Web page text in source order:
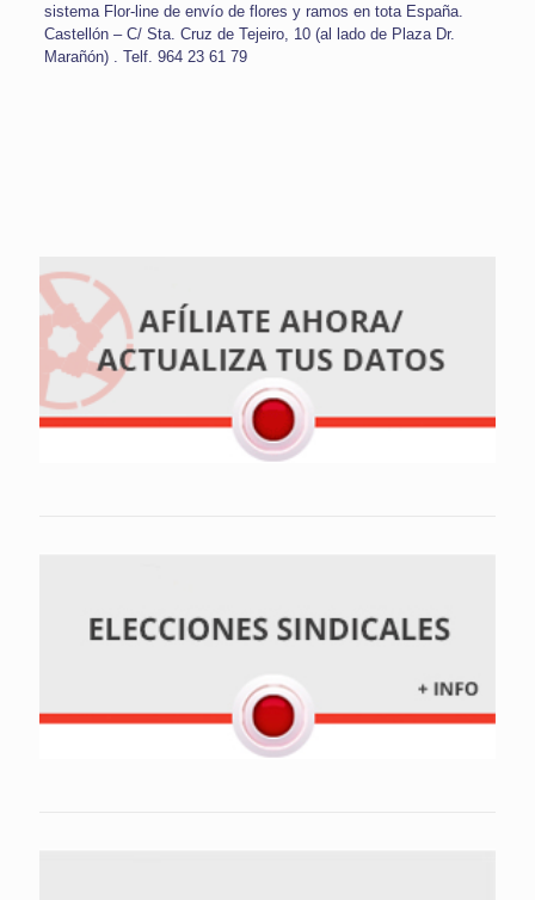
sistema Flor-line de envío de flores y ramos en tota España.
Castellón – C/ Sta. Cruz de Tejeiro, 10 (al lado de Plaza Dr.
Marañón) . Telf. 964 23 61 79